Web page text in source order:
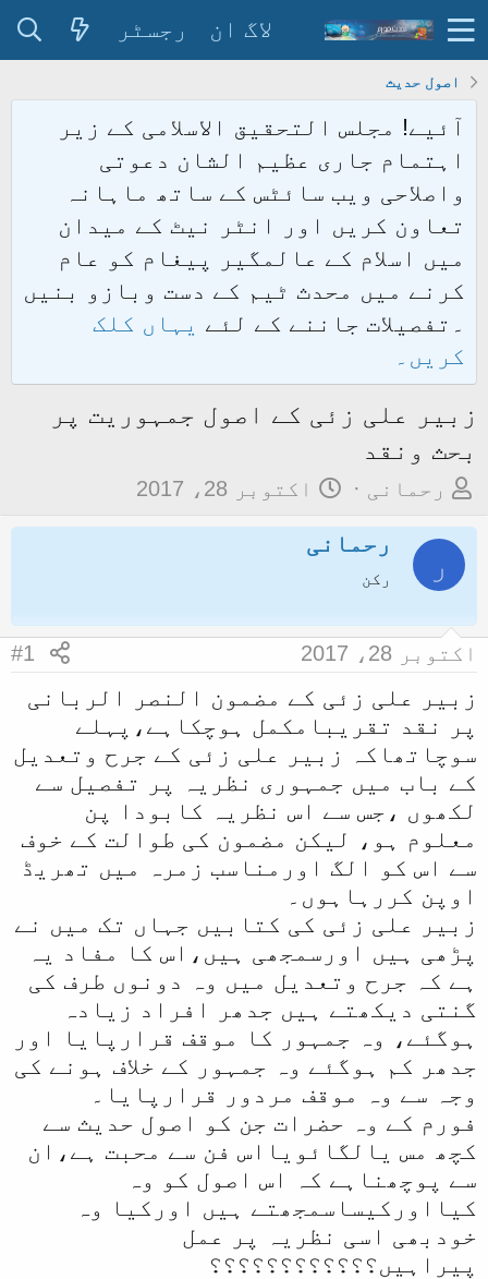
لاگ ان رجسٹر
اصول حدیث
آئیے! مجلس التحقیق الاسلامی کے زیر
اہتمام جاری عظیم الشان دعوتی
واصلاحی ویب سائٹس کے ساتھ ماہانہ
تعاون کریں اور انٹر نیٹ کے میدان
میں اسلام کے عالمگیر پیغام کو عام
کرنے میں محدث ٹیم کے دست وبازو بنیں
۔تفصیلات جاننے کے لئے یہاں کلک
کریں۔
زبیر علی زئی کے اصول جمہوریت پر
بحث ونقد
م
و
ک
آ
غ
ا
ز
ک
ر
ن
ے
ا
ل
ا
رحمانی
ت
ر
آ
ا
ز
اکتوبر 28، 2017
ر
رحمانی
رکن
اکتوبر 28، 2017 #1
زبیر علی زئی کے مضمون النصر الربانی
پر نقد تقریبامکمل ہوچکاہے،پہلے
سوچاتھاکہ زبیر علی زئی کے جرح وتعدیل
کے باب میں جمہوری نظریہ پر تفصیل سے
لکھوں ،جس سے اس نظریہ کابودا پن
معلوم ہو، لیکن مضمون کی طوالت کے خوف
سے اس کو الگ اورمناسب زمرہ میں تھریڈ
اوپن کررہاہوں۔
زبیر علی زئی کی کتابیں جہاں تک میں نے
پڑھی ہیں اورسمجھی ہیں،اس کا مفاد یہ
ہے کہ جرح وتعدیل میں وہ دونوں طرف کی
گنتی دیکھتے ہیں جدھر افراد زیادہ
ہوگئے، وہ جمہور کا موقف قرارپایا اور
جدھر کم ہوگئے وہ جمہور کے خلاف ہونے کی
وجہ سے وہ موقف مردور قرارپایا۔
فورم کے وہ حضرات جن کو اصول حدیث سے
کچھ مس یالگائویااس فن سے محبت ہے،ان
سے پوچھناہے کہ اس اصول کو وہ
کیااورکیساسمجھتے ہیں اورکیا وہ
خودبھی اسی نظریہ پر عمل
پیراہیں؟؟؟؟؟؟؟؟؟؟؟؟